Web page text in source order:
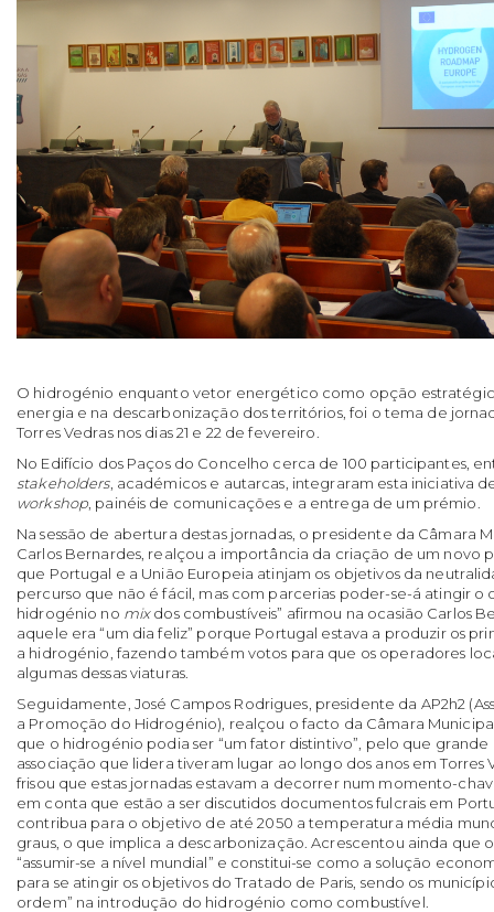
O hidrogénio enquanto vetor energético como opção
energia e na descarbonização dos territórios, foi o tema de
Torres Vedras nos dias 21 e 22 de fevereiro.
No Edifício dos Paços do Concelho cerca de 100 participantes,
stakeholders, académicos e autarcas, integraram esta iniciativa
workshop , painéis de comunicações e a entrega de um prémio.
Na sessão de abertura destas jornadas, o presidente da Câmara
Carlos Bernardes, realçou a importância da criação de um novo
que Portugal e a União Europeia atinjam os objetivos da
percurso que não é fácil, mas com parcerias poder-se-á atingir
hidrogénio no mixdos combustíveis” afirmou na ocasião Carlos
aquele era “um dia feliz” porque Portugal estava a produzir os
a hidrogénio, fazendo também votos para que os operadores
algumas dessas viaturas.
Seguidamente, José Campos Rodrigues, presidente da AP2h2
a Promoção do Hidrogénio), realçou o facto da Câmara
que o hidrogénio podia ser “um fator distintivo”, pelo que grande
associação que lidera tiveram lugar ao longo dos anos em Torres
frisou que estas jornadas estavam a decorrer num momento-
em conta que estão a ser discutidos documentos fulcrais em
contribua para o objetivo de até 2050 a temperatura média
graus, o que implica a descarbonização. Acrescentou ainda que
“assumir-se a nível mundial” e constitui-se como a solução
para se atingir os objetivos do Tratado de Paris, sendo os
ordem” na introdução do hidrogénio como combustível.